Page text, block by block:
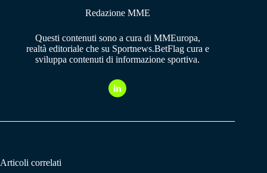
Redazione MME
Questi contenuti sono a cura di MMEuropa,
realtà editoriale che su Sportnews.BetFlag cura e
sviluppa contenuti di informazione sportiva.
Articoli correlati